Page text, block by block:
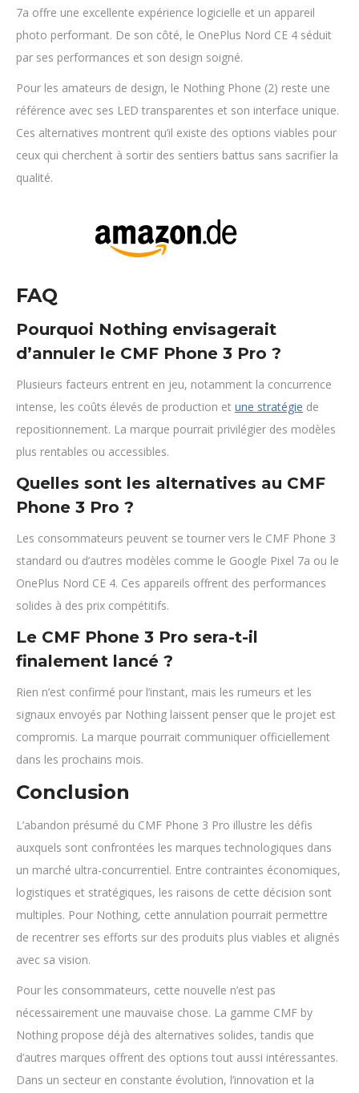
7a offre une excellente expérience logicielle et un appareil
photo performant. De son côté, le OnePlus Nord CE 4 séduit
par ses performances et son design soigné.
Pour les amateurs de design, le Nothing Phone (2) reste une
référence avec ses LED transparentes et son interface unique.
Ces alternatives montrent qu’il existe des options viables pour
ceux qui cherchent à sortir des sentiers battus sans sacrifier la
qualité.
FAQ
Pourquoi Nothing envisagerait
d’annuler le CMF Phone 3 Pro ?
Plusieurs facteurs entrent en jeu, notamment la concurrence
intense, les coûts élevés de production et une stratégie de
repositionnement. La marque pourrait privilégier des modèles
plus rentables ou accessibles.
Quelles sont les alternatives au CMF
Phone 3 Pro ?
Les consommateurs peuvent se tourner vers le CMF Phone 3
standard ou d’autres modèles comme le Google Pixel 7a ou le
OnePlus Nord CE 4. Ces appareils offrent des performances
solides à des prix compétitifs.
Le CMF Phone 3 Pro sera-t-il
finalement lancé ?
Rien n’est confirmé pour l’instant, mais les rumeurs et les
signaux envoyés par Nothing laissent penser que le projet est
compromis. La marque pourrait communiquer officiellement
dans les prochains mois.
Conclusion
L’abandon présumé du CMF Phone 3 Pro illustre les défis
auxquels sont confrontées les marques technologiques dans
un marché ultra-concurrentiel. Entre contraintes économiques,
logistiques et stratégiques, les raisons de cette décision sont
multiples. Pour Nothing, cette annulation pourrait permettre
de recentrer ses efforts sur des produits plus viables et alignés
avec sa vision.
Pour les consommateurs, cette nouvelle n’est pas
nécessairement une mauvaise chose. La gamme CMF by
Nothing propose déjà des alternatives solides, tandis que
d’autres marques offrent des options tout aussi intéressantes.
Dans un secteur en constante évolution, l’innovation et la